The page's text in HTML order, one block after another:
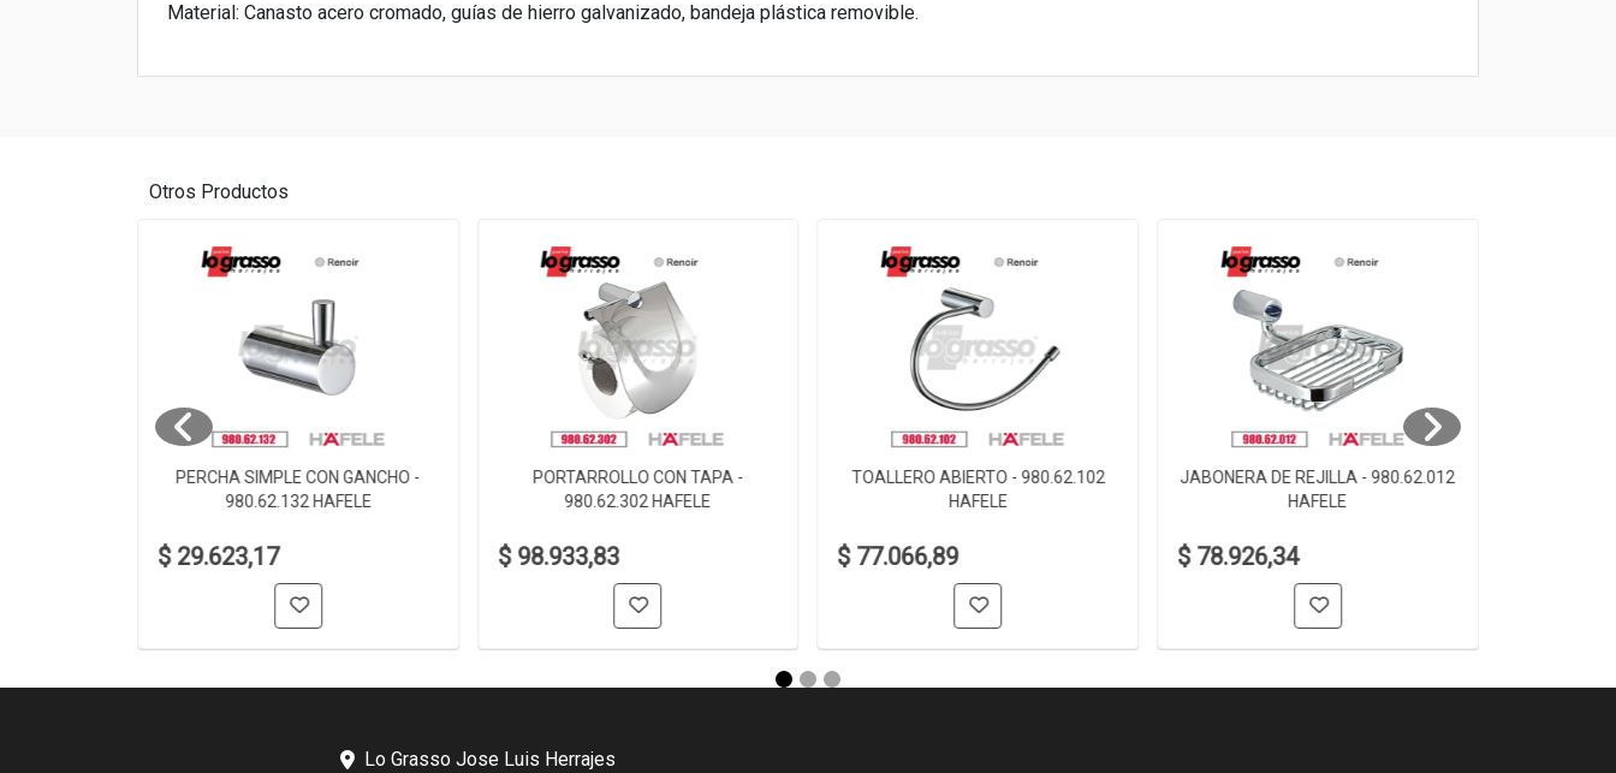
Material: Canasto acero cromado, guías de hierro galvanizado, bandeja plástica removible.
Otros Productos
PERCHA SIMPLE CON GANCHO -
980.62.132 HAFELE
$ 29.623,17
PORTARROLLO CON TAPA -
980.62.302 HAFELE
$ 98.933,83
TOALLERO ABIERTO - 980.62.102
HAFELE
$ 77.066,89
JABONERA DE REJILLA - 980.62.012
HAFELE
$ 78.926,34
Lo Grasso Jose Luis Herrajes